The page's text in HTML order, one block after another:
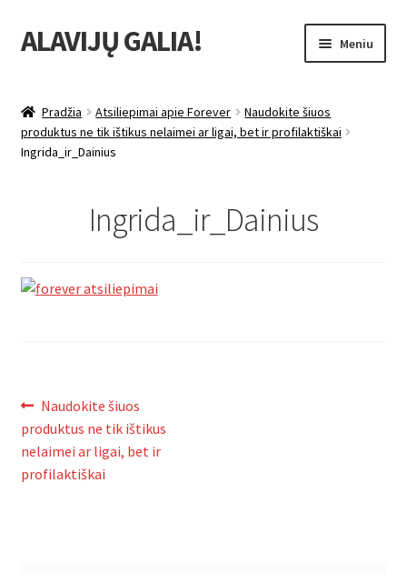
Pereiti
prie
Pereiti
prie
ALAVIJŲ GALIA! Meniu
Nuolaidos
Forever Living products
Pradžia Atsiliepimai apie Forever
Naudokite šiuos
produktus ne tik ištikus nelaimei ar ligai, bet ir profilaktiškai
Ingrida_ir_Dainius
Ingrida_ir_Dainius
Navigacija
tarp
įrašų
Ankstenis
įrašas:
Naudokite šiuos
produktus ne tik ištikus
nelaimei ar ligai, bet ir
profilaktiškai